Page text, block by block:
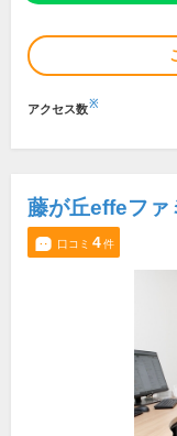
アクセス数※
藤が丘effeファ
口コミ 4件